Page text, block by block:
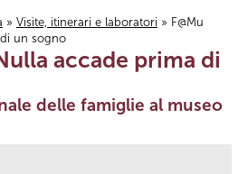
» Visite, itinerari e laboratori » F@Mu
un sogno
accade prima di
delle famiglie al museo